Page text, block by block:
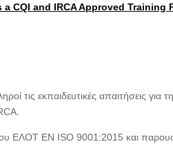
CQI and IRCA Approved Training
τις εκπαιδευτικές απαιτήσεις
ΕΛΟΤ EN ISO 9001:2015 και